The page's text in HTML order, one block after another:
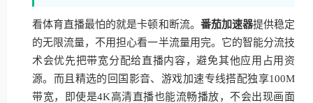
看体育直播最怕的就是卡顿和断流。 番茄加速器提供稳定
的无限流量，不用担心看一半流量用完。它的智能分流技
术会优先把带宽分配给直播内容，避免其他应用占用资
源。而且精选的回国影音、游戏加速专线搭配独享100M
带宽，即使是4K高清直播也能流畅播放，不会出现画面